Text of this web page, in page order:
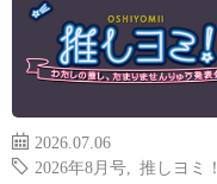
2026.07.06
2026年8月号
推しヨミ！